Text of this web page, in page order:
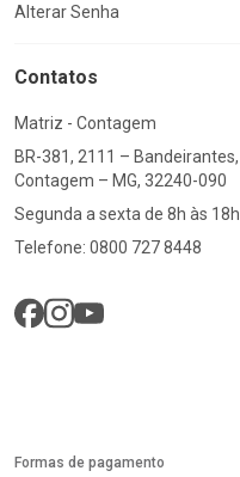
Alterar Senha
Contatos
Matriz - Contagem
BR-381, 2111 – Bandeirantes,
Contagem – MG, 32240-090
Segunda a sexta de 8h às 18h
Telefone: 0800 727 8448
Formas de pagamento